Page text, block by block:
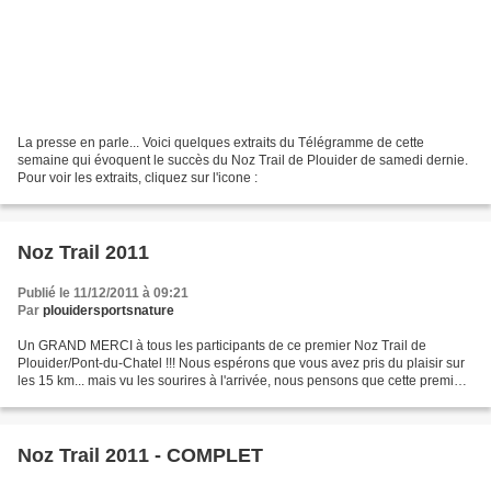
La presse en parle... Voici quelques extraits du Télégramme de cette
semaine qui évoquent le succès du Noz Trail de Plouider de samedi dernie.
Pour voir les extraits, cliquez sur l'icone :
Noz Trail 2011
Publié le 11/12/2011 à 09:21
Par plouidersportsnature
Un GRAND MERCI à tous les participants de ce premier Noz Trail de
Plouider/Pont-du-Chatel !!! Nous espérons que vous avez pris du plaisir sur
les 15 km... mais vu les sourires à l'arrivée, nous pensons que cette première
Noz Trail 2011 - COMPLET